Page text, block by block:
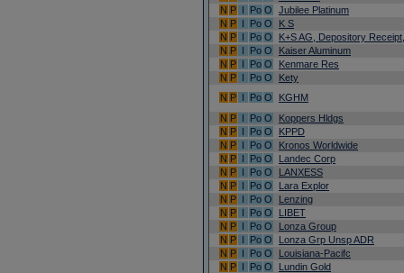
N P I Po O
Jubilee Platinum
N P I Po O
K S
N P I Po O
K+S AG, Depository
N P I Po O
Kaiser Aluminum
N P I Po O
Kenmare Res
N P I Po O
Kety
N P I Po O
KGHM
N P I Po O
Koppers Hldgs
N P I Po O
KPPD
N P I Po O
Kronos Worldwide
N P I Po O
Landec Corp
N P I Po O
LANXESS
N P I Po O
Lara Explor
N P I Po O
Lenzing
N P I Po O
LIBET
N P I Po O
Lonza Group
N P I Po O
Lonza Grp Unsp ADR
N P I Po O
Louisiana-Pacifc
N P I Po O
Lundin Gold